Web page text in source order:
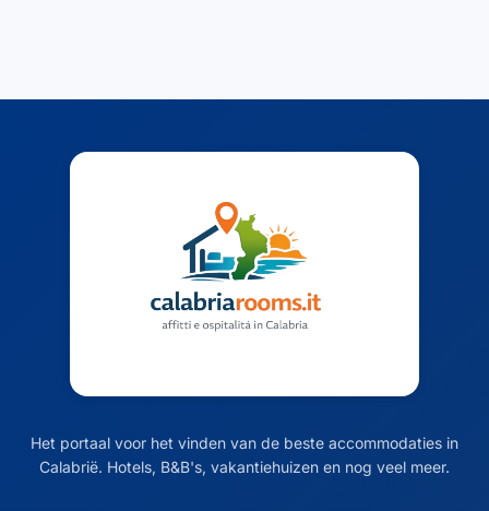
Het portaal voor het vinden van de beste accommodaties in
Calabrië. Hotels, B&B's, vakantiehuizen en nog veel meer.